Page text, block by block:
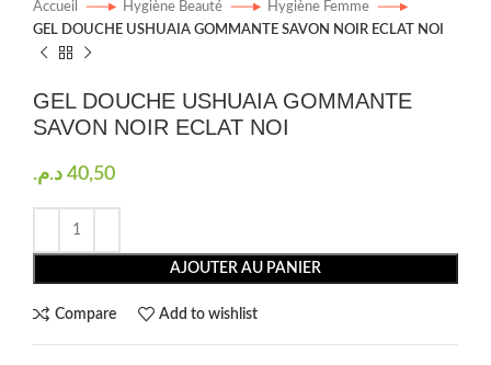
Accueil Hygiène Beauté
Hygiène Femme
GEL DOUCHE USHUAIA GOMMANTE SAVON NOIR ECLAT NOI
GEL DOUCHE USHUAIA GOMMANTE
SAVON NOIR ECLAT NOI
40,50 د.م.
AJOUTER AU PANIER
Compare Add to wishlist